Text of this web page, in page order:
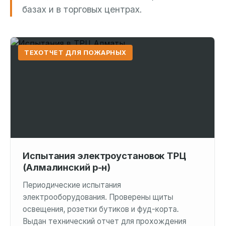
базах и в торговых центрах.
ТЕХОТЧЕТ ДЛЯ ПОЖАРНЫХ
Испытания электроустановок ТРЦ
(Алмалинский р-н)
Периодические испытания
электрооборудования. Проверены щиты
освещения, розетки бутиков и фуд-корта.
Выдан технический отчет для прохождения